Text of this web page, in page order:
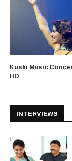
Kushi Music
HD
INTERVIEWS